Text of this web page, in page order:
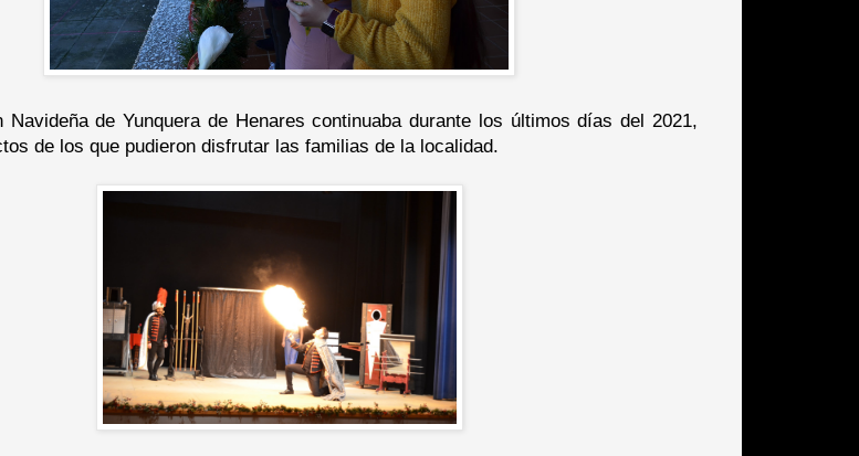
Navideña de Yunquera de Henares continuaba durante los últimos días del 2021,
de los que pudieron disfrutar las familias de la localidad.